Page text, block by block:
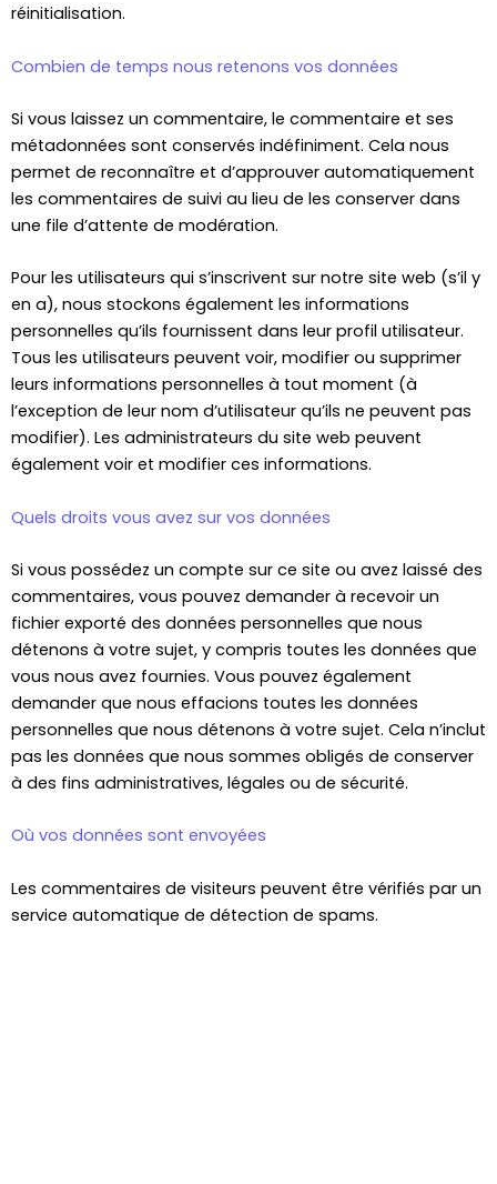
réinitialisation.
Combien de temps nous retenons vos données
Si vous laissez un commentaire, le commentaire et ses
métadonnées sont conservés indéfiniment. Cela nous
permet de reconnaître et d’approuver automatiquement
les commentaires de suivi au lieu de les conserver dans
une file d’attente de modération.
Pour les utilisateurs qui s’inscrivent sur notre site web (s’il y
en a), nous stockons également les informations
personnelles qu’ils fournissent dans leur profil utilisateur.
Tous les utilisateurs peuvent voir, modifier ou supprimer
leurs informations personnelles à tout moment (à
l’exception de leur nom d’utilisateur qu’ils ne peuvent pas
modifier). Les administrateurs du site web peuvent
également voir et modifier ces informations.
Quels droits vous avez sur vos données
Si vous possédez un compte sur ce site ou avez laissé des
commentaires, vous pouvez demander à recevoir un
fichier exporté des données personnelles que nous
détenons à votre sujet, y compris toutes les données que
vous nous avez fournies. Vous pouvez également
demander que nous effacions toutes les données
personnelles que nous détenons à votre sujet. Cela n’inclut
pas les données que nous sommes obligés de conserver
à des fins administratives, légales ou de sécurité.
Où vos données sont envoyées
Les commentaires de visiteurs peuvent être vérifiés par un
service automatique de détection de spams.